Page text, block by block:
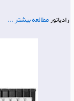
رادیاتورمطالعه بیشتر ...